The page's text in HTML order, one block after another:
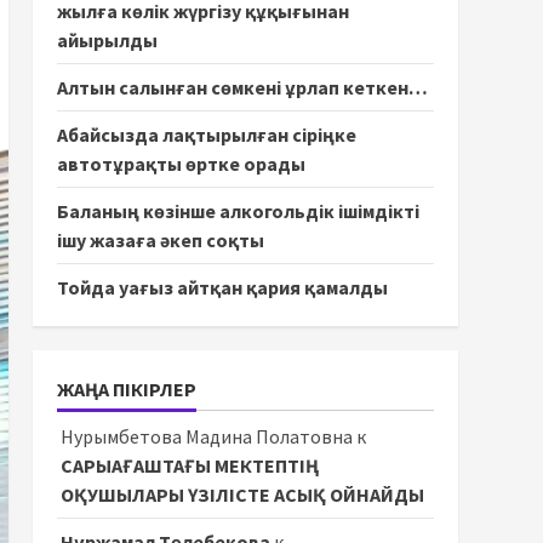
жылға көлік жүргізу құқығынан
айырылды
Алтын салынған сөмкені ұрлап кеткен…
Абайсызда лақтырылған сіріңке
автотұрақты өртке орады
Баланың көзінше алкогольдік ішімдікті
ішу жазаға әкеп соқты
Тойда уағыз айтқан қария қамалды
ЖАҢА ПІКІРЛЕР
Нурымбетова Мадина Полатовна к
САРЫАҒАШТАҒЫ МЕКТЕПТІҢ
ОҚУШЫЛАРЫ ҮЗІЛІСТЕ АСЫҚ ОЙНАЙДЫ